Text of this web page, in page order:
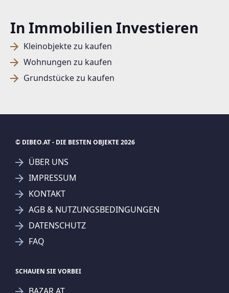
In Immobilien Investieren
Kleinobjekte zu kaufen
Wohnungen zu kaufen
Grundstücke zu kaufen
SUCHAGENT ANLEGEN FÜR DIE
AKTUELLEN SUCHKRITERIEN
Ich stimme der Verarbeitung meiner Daten, wie
© DIBEO.AT - DIE BESTEN OBJEKTE 2026
ÜBER UNS
IMPRESSUM
KONTAKT
AGB & NUTZUNGSBEDINGUNGEN
DATENSCHUTZ
FAQ
SCHAUEN SIE VORBEI